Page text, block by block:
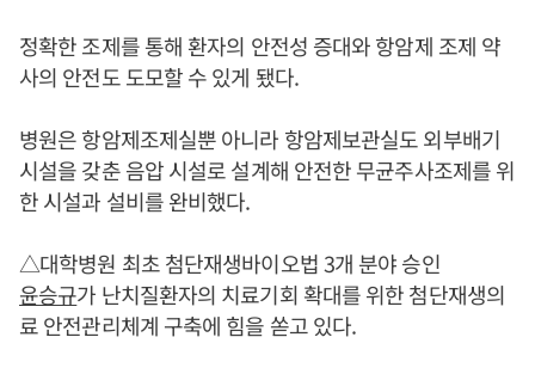
정확한 조제를 통해 환자의 안전성 증대와 항암제 조제 약
사의 안전도 도모할 수 있게 됐다.
병원은 항암제조제실뿐 아니라 항암제보관실도 외부배기
시설을 갖춘 음압 시설로 설계해 안전한 무균주사조제를 위
한 시설과 설비를 완비했다.
△대학병원 최초 첨단재생바이오법 3개 분야 승인
윤승규가 난치질환자의 치료기회 확대를 위한 첨단재생의
료 안전관리체계 구축에 힘을 쏟고 있다.